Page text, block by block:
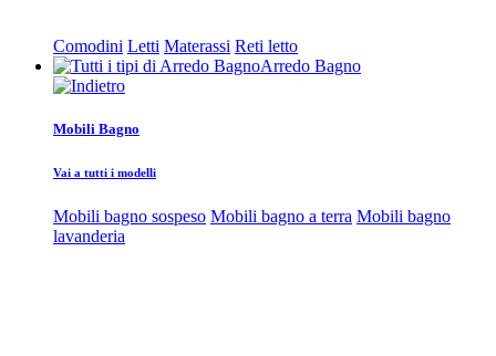
Comodini Letti Materassi Reti letto
Arredo Bagno
Mobili Bagno
Vai a tutti i modelli
Mobili bagno sospeso Mobili bagno a terra Mobili bagno
lavanderia